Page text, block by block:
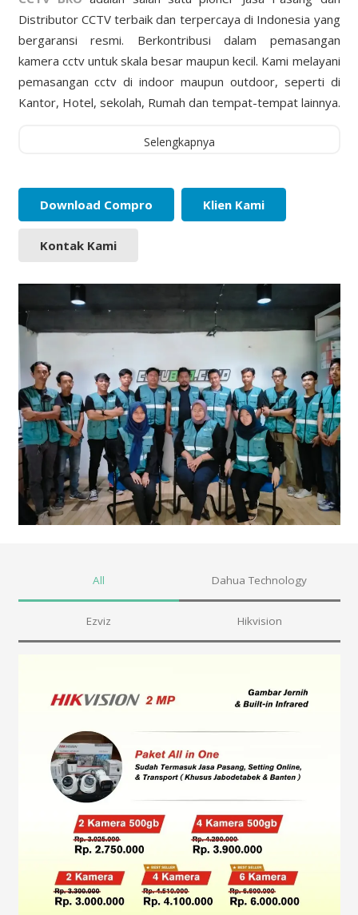
Distributor CCTV terbaik dan terpercaya di Indonesia yang
bergaransi resmi. Berkontribusi dalam pemasangan
kamera cctv untuk skala besar maupun kecil. Kami melayani
pemasangan cctv di indoor maupun outdoor, seperti di
Kantor, Hotel, sekolah, Rumah dan tempat-tempat lainnya.
Selengkapnya
Download Compro Klien Kami
Kontak Kami
All Dahua Technology
Ezviz Hikvision